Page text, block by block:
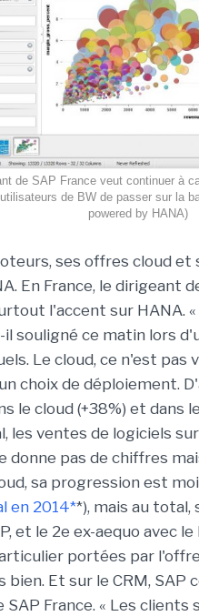
de SAP France veut continuer à
de BW de passer sur la
powered by HANA)
ses offres cloud et
En France, le dirigeant
l'accent sur HANA.
il souligné ce matin lors
Le cloud, ce n'est pas
choix de déploiement.
le cloud (+38%) et dans
les ventes de logiciels
donne pas de chiffres
sa progression est
en 2014**), mais au
et le 2e ex-aequo avec
portées par
Et sur le CRM, SAP
France. « Les